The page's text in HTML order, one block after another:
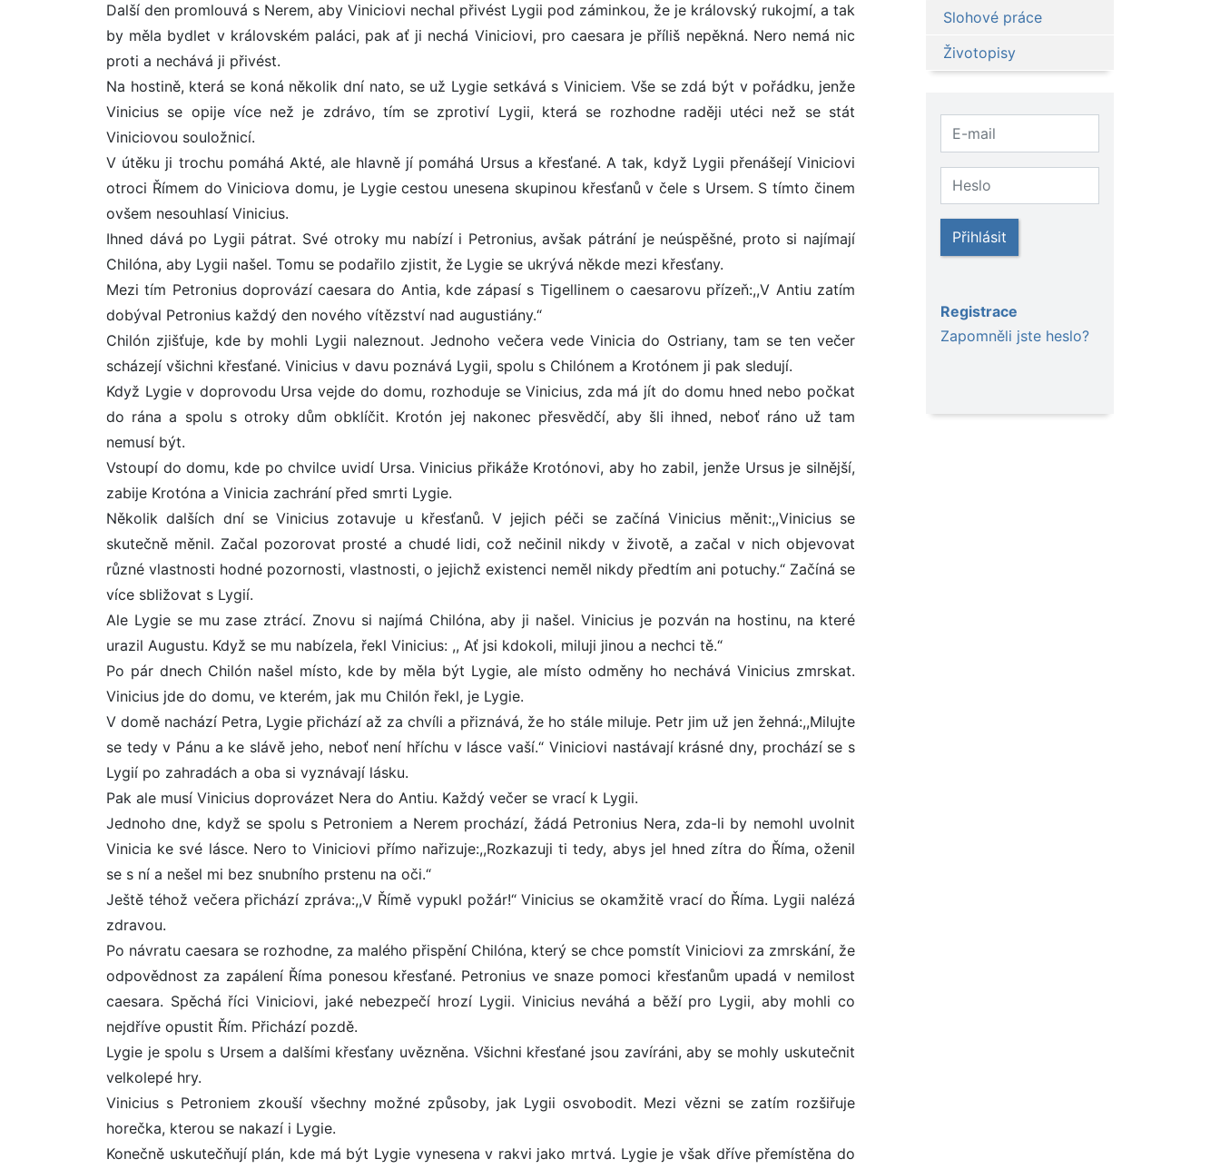
Další den promlouvá s Nerem, aby Viniciovi nechal přivést Lygii pod záminkou, že je královský rukojmí, a tak
by měla bydlet v královském paláci, pak ať ji nechá Viniciovi, pro caesara je příliš nepěkná. Nero nemá nic
proti a nechává ji přivést.
Na hostině, která se koná několik dní nato, se už Lygie setkává s Viniciem. Vše se zdá být v pořádku, jenže
Vinicius se opije více než je zdrávo, tím se zprotiví Lygii, která se rozhodne raději utéci než se stát
Viniciovou souložnicí.
V útěku ji trochu pomáhá Akté, ale hlavně jí pomáhá Ursus a křesťané. A tak, když Lygii přenášejí Viniciovi
otroci Římem do Viniciova domu, je Lygie cestou unesena skupinou křesťanů v čele s Ursem. S tímto činem
ovšem nesouhlasí Vinicius.
Ihned dává po Lygii pátrat. Své otroky mu nabízí i Petronius, avšak pátrání je neúspěšné, proto si najímají
Chilóna, aby Lygii našel. Tomu se podařilo zjistit, že Lygie se ukrývá někde mezi křesťany.
Mezi tím Petronius doprovází caesara do Antia, kde zápasí s Tigellinem o caesarovu přízeň:,,V Antiu zatím
dobýval Petronius každý den nového vítězství nad augustiány.“
Chilón zjišťuje, kde by mohli Lygii naleznout. Jednoho večera vede Vinicia do Ostriany, tam se ten večer
scházejí všichni křesťané. Vinicius v davu poznává Lygii, spolu s Chilónem a Krotónem ji pak sledují.
Když Lygie v doprovodu Ursa vejde do domu, rozhoduje se Vinicius, zda má jít do domu hned nebo počkat
do rána a spolu s otroky dům obklíčit. Krotón jej nakonec přesvědčí, aby šli ihned, neboť ráno už tam
nemusí být.
Vstoupí do domu, kde po chvilce uvidí Ursa. Vinicius přikáže Krotónovi, aby ho zabil, jenže Ursus je silnější,
zabije Krotóna a Vinicia zachrání před smrti Lygie.
Několik dalších dní se Vinicius zotavuje u křesťanů. V jejich péči se začíná Vinicius měnit:,,Vinicius se
skutečně měnil. Začal pozorovat prosté a chudé lidi, což nečinil nikdy v životě, a začal v nich objevovat
různé vlastnosti hodné pozornosti, vlastnosti, o jejichž existenci neměl nikdy předtím ani potuchy.“ Začíná se
více sbližovat s Lygií.
Ale Lygie se mu zase ztrácí. Znovu si najímá Chilóna, aby ji našel. Vinicius je pozván na hostinu, na které
urazil Augustu. Když se mu nabízela, řekl Vinicius: ,, Ať jsi kdokoli, miluji jinou a nechci tě.“
Po pár dnech Chilón našel místo, kde by měla být Lygie, ale místo odměny ho nechává Vinicius zmrskat.
Vinicius jde do domu, ve kterém, jak mu Chilón řekl, je Lygie.
V domě nachází Petra, Lygie přichází až za chvíli a přiznává, že ho stále miluje. Petr jim už jen žehná:,,Milujte
se tedy v Pánu a ke slávě jeho, neboť není hříchu v lásce vaší.“ Viniciovi nastávají krásné dny, prochází se s
Lygií po zahradách a oba si vyznávají lásku.
Pak ale musí Vinicius doprovázet Nera do Antiu. Každý večer se vrací k Lygii.
Jednoho dne, když se spolu s Petroniem a Nerem prochází, žádá Petronius Nera, zda-li by nemohl uvolnit
Vinicia ke své lásce. Nero to Viniciovi přímo nařizuje:,,Rozkazuji ti tedy, abys jel hned zítra do Říma, oženil
se s ní a nešel mi bez snubního prstenu na oči.“
Ještě téhož večera přichází zpráva:,,V Římě vypukl požár!“ Vinicius se okamžitě vrací do Říma. Lygii nalézá
zdravou.
Po návratu caesara se rozhodne, za malého přispění Chilóna, který se chce pomstít Viniciovi za zmrskání, že
odpovědnost za zapálení Říma ponesou křesťané. Petronius ve snaze pomoci křesťanům upadá v nemilost
caesara. Spěchá říci Viniciovi, jaké nebezpečí hrozí Lygii. Vinicius neváhá a běží pro Lygii, aby mohli co
nejdříve opustit Řím. Přichází pozdě.
Lygie je spolu s Ursem a dalšími křesťany uvězněna. Všichni křesťané jsou zavíráni, aby se mohly uskutečnit
velkolepé hry.
Vinicius s Petroniem zkouší všechny možné způsoby, jak Lygii osvobodit. Mezi vězni se zatím rozšiřuje
horečka, kterou se nakazí i Lygie.
Konečně uskutečňují plán, kde má být Lygie vynesena v rakvi jako mrtvá. Lygie je však dříve přemístěna do
Slohové práce
Životopisy
Přihlásit
Registrace
Zapomněli jste heslo?